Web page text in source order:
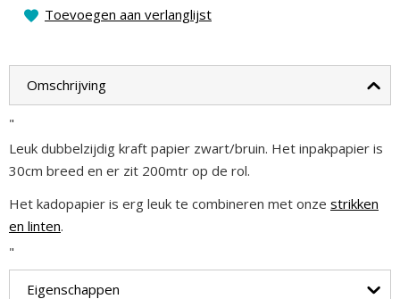
Toevoegen aan verlanglijst
Omschrijving
"
Leuk dubbelzijdig kraft papier zwart/bruin. Het inpakpapier is
30cm breed en er zit 200mtr op de rol.
Het kadopapier is erg leuk te combineren met onze strikken
en linten.
"
Eigenschappen